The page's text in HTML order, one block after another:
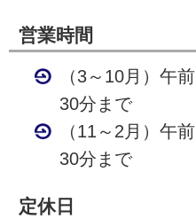
営業時間
（3～10月）午
30分まで
（11～2月）午
30分まで
定休日